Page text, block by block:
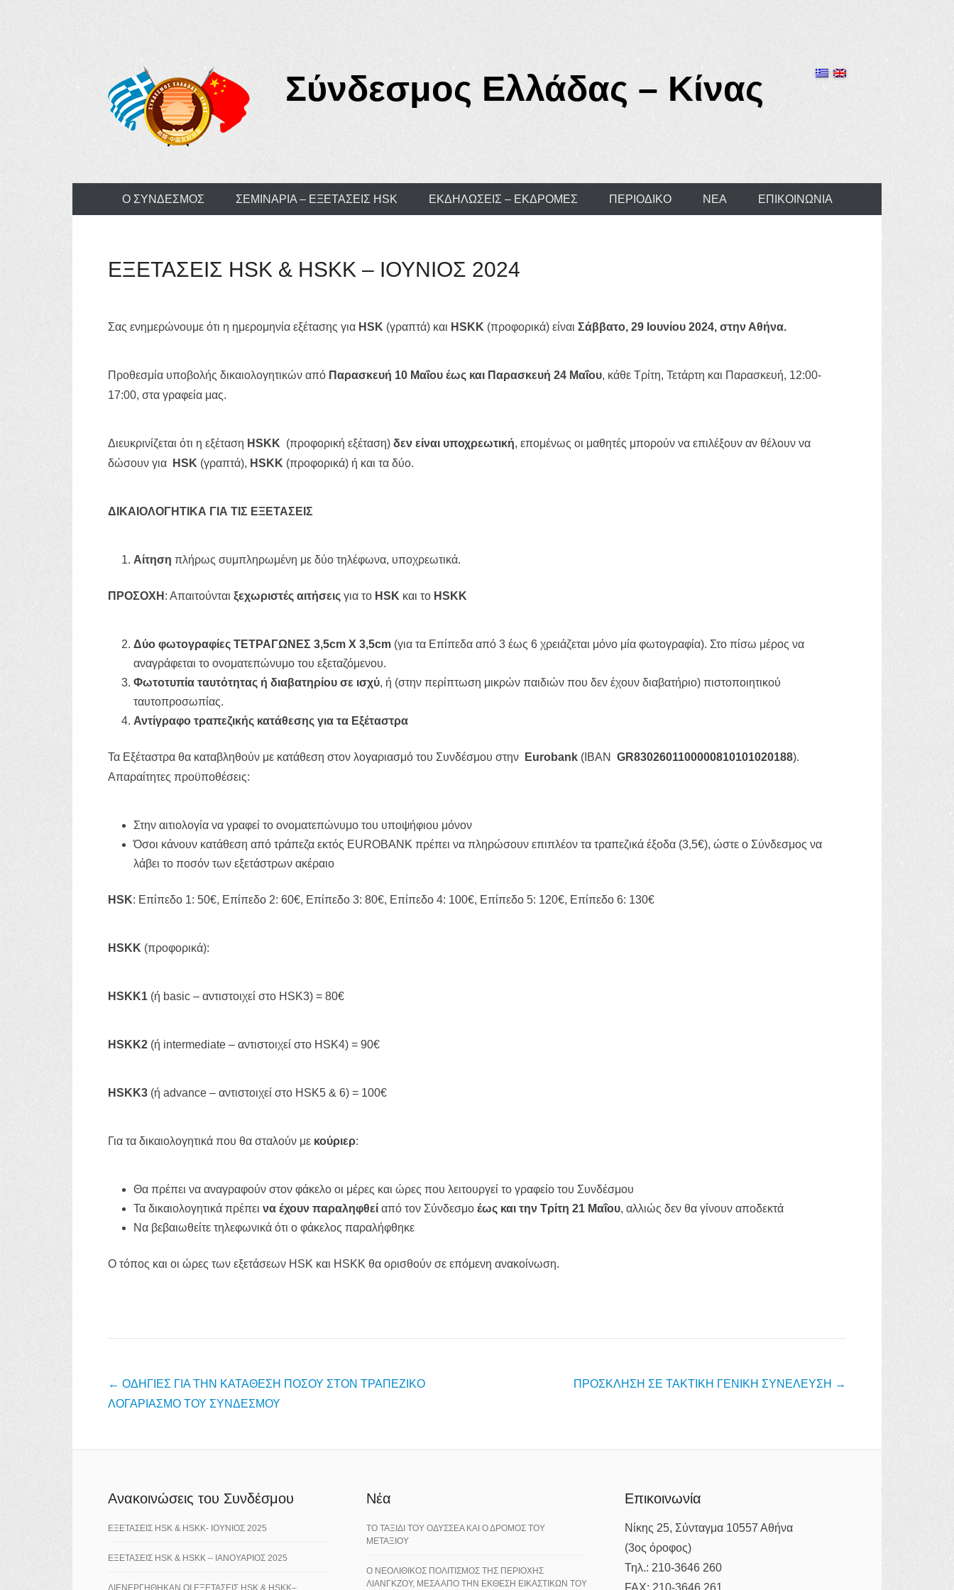
Σύνδεσμος Ελλάδας – Κίνας
Primary Menu
Skip to content
Ο ΣΥΝΔΕΣΜΟΣ ΣΕΜΙΝΑΡΙΑ – ΕΞΕΤΑΣΕΙΣ HSK ΕΚΔΗΛΩΣΕΙΣ – ΕΚΔΡΟΜΕΣ ΠΕΡΙΟΔΙΚΟ ΝΕΑ ΕΠΙΚΟΙΝΩΝΙΑ
ΕΞΕΤΑΣΕΙΣ HSK & HSKK – ΙΟΥΝΙΟΣ 2024
Σας ενημερώνουμε ότι η ημερομηνία εξέτασης για HSK (γραπτά) και HSKK (προφορικά) είναι Σάββατο, 29 Ιουνίου 2024, στην Αθήνα.
Προθεσμία υποβολής δικαιολογητικών από Παρασκευή 10 Μαΐου έως και Παρασκευή 24 Μαΐου, κάθε Τρίτη, Τετάρτη και Παρασκευή, 12:00-
17:00, στα γραφεία μας.
Διευκρινίζεται ότι η εξέταση HSKK (προφορική εξέταση) δεν είναι υποχρεωτική, επομένως οι μαθητές μπορούν να επιλέξουν αν θέλουν να
δώσουν για
HSK (γραπτά), HSKK (προφορικά) ή και τα δύο.
ΔΙΚΑΙΟΛΟΓΗΤΙΚΑ ΓΙΑ ΤΙΣ ΕΞΕΤΑΣΕΙΣ
Αίτηση πλήρως συμπληρωμένη με δύο τηλέφωνα, υποχρεωτικά.
ΠΡΟΣΟΧΗ : Απαιτούνται ξεχωριστές αιτήσεις για το HSK και το HSKK
Δύο φωτογραφίες ΤΕΤΡΑΓΩΝΕΣ 3,5cm Χ 3,5cm (για τα Επίπεδα από 3 έως 6 χρειάζεται μόνο μία φωτογραφία). Στο πίσω μέρος να
αναγράφεται το ονοματεπώνυμο του εξεταζόμενου.
Φωτοτυπία ταυτότητας ή διαβατηρίου σε ισχύ, ή (στην περίπτωση μικρών παιδιών που δεν έχουν διαβατήριο) πιστοποιητικού
ταυτοπροσωπίας.
Αντίγραφο τραπεζικής κατάθεσης για τα Εξέταστρα
Τα Εξέταστρα θα καταβληθούν με κατάθεση στον λογαριασμό του Συνδέσμου στην Eurobank (ΙΒΑΝ GR8302601100000810101020188).
Απαραίτητες προϋποθέσεις:
Στην αιτιολογία να γραφεί το ονοματεπώνυμο του υποψήφιου μόνον
Όσοι κάνουν κατάθεση από τράπεζα εκτός EUROBANK πρέπει να πληρώσουν επιπλέον τα τραπεζικά έξοδα (3,5€), ώστε ο Σύνδεσμος να
λάβει το ποσόν των εξετάστρων ακέραιο
HSK: Επίπεδο 1: 50€, Επίπεδο 2: 60€, Επίπεδο 3: 80€, Επίπεδο 4: 100€, Επίπεδο 5: 120€, Επίπεδο 6: 130€
HSKK (προφορικά):
HSKK1 (ή basic – αντιστοιχεί στο HSK3) = 80€
HSKK2 (ή intermediate – αντιστοιχεί στο HSK4) = 90€
HSKK3 (ή advance – αντιστοιχεί στο HSK5 & 6) = 100€
Για τα δικαιολογητικά που θα σταλούν με κούριερ:
Θα πρέπει να αναγραφούν στον φάκελο οι μέρες και ώρες που λειτουργεί το γραφείο του Συνδέσμου
Τα δικαιολογητικά πρέπει να έχουν παραληφθεί από τον Σύνδεσμο έως και την Τρίτη 21 Μαΐου, αλλιώς δεν θα γίνουν αποδεκτά
Να βεβαιωθείτε τηλεφωνικά ότι ο φάκελος παραλήφθηκε
Ο τόπος και οι ώρες των εξετάσεων HSK και HSKK θα ορισθούν σε επόμενη ανακοίνωση.
Post navigation
← ΟΔΗΓΙΕΣ ΓΙΑ ΤΗΝ ΚΑΤΑΘΕΣΗ ΠΟΣΟΥ ΣΤΟΝ ΤΡΑΠΕΖΙΚΟ
ΛΟΓΑΡΙΑΣΜΟ ΤΟΥ ΣΥΝΔΕΣΜΟΥ
ΠΡΟΣΚΛΗΣΗ ΣΕ ΤΑΚΤΙΚΗ ΓΕΝΙΚΗ ΣΥΝΕΛΕΥΣΗ →
Ανακοινώσεις του Συνδέσμου
ΕΞΕΤΑΣΕΙΣ HSK & HSKK- ΙΟΥΝΙΟΣ 2025
ΕΞΕΤΑΣΕΙΣ HSK & HSKK – ΙΑΝΟΥΑΡΙΟΣ 2025
ΔΙΕΝΕΡΓΗΘΗΚΑΝ ΟΙ ΕΞΕΤΑΣΕΙΣ HSK & HSKK–
Νέα
ΤΟ ΤΑΞΙΔΙ ΤΟΥ ΟΔΥΣΣΕΑ ΚΑΙ Ο ΔΡΟΜΟΣ ΤΟΥ
ΜΕΤΑΞΙΟΥ
Ο ΝΕΟΛΙΘΙΚΟΣ ΠΟΛΙΤΙΣΜΟΣ ΤΗΣ ΠΕΡΙΟΧΗΣ
ΛΙΑΝΓΚΖΟΥ, ΜΕΣΑ ΑΠΟ ΤΗΝ ΕΚΘΕΣΗ ΕΙΚΑΣΤΙΚΩΝ ΤΟΥ
Επικοινωνία
Νίκης 25, Σύνταγμα 10557 Αθήνα
(3ος όροφος)
Τηλ.: 210-3646 260
FAX: 210-3646 261